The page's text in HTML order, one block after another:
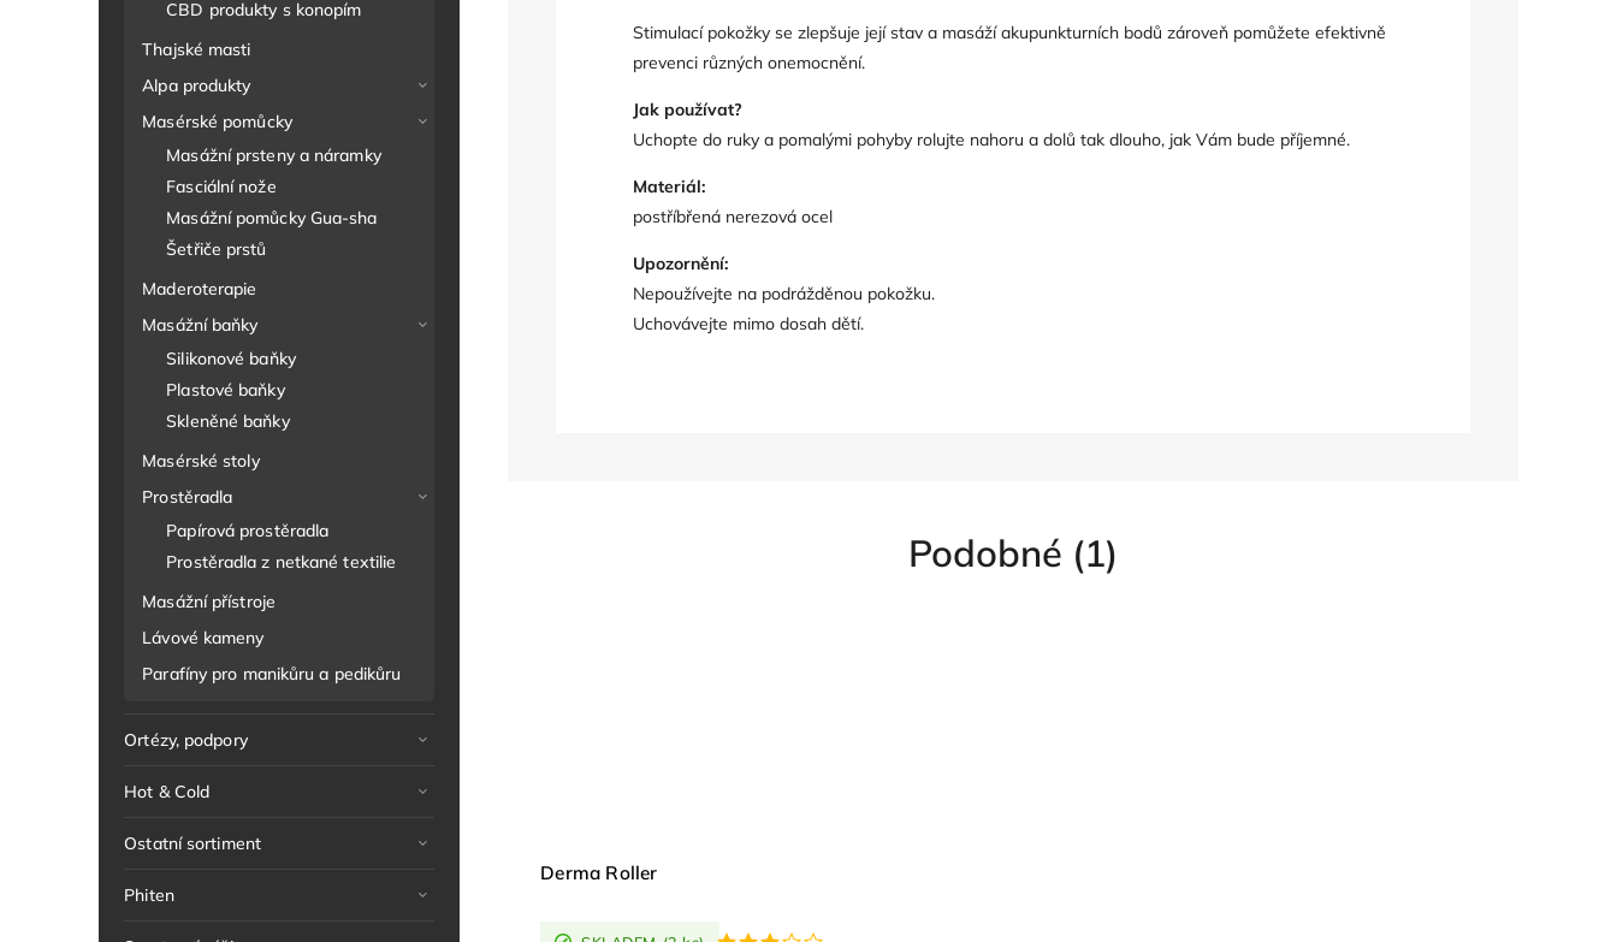
CBD produkty s konopím
Thajské masti
Alpa produkty
Masérské pomůcky
Masážní prsteny a náramky
Fasciální nože
Masážní pomůcky Gua-sha
Šetřiče prstů
Maderoterapie
Masážní baňky
Silikonové baňky
Plastové baňky
Skleněné baňky
Masérské stoly
Prostěradla
Papírová prostěradla
Prostěradla z netkané textilie
Masážní přístroje
Lávové kameny
Parafíny pro manikůru a pedikůru
Ortézy, podpory
Hot & Cold
Ostatní sortiment
Phiten
Stimulací pokožky se zlepšuje její stav a masáží akupunkturních bodů zároveň pomůžete efektivně
prevenci různých onemocnění.
Jak používat?
Uchopte do ruky a pomalými pohyby rolujte nahoru a dolů tak dlouho, jak Vám bude příjemné.
Materiál:
postříbřená nerezová ocel
Upozornění:
Nepoužívejte na podrážděnou pokožku.
Uchovávejte mimo dosah dětí.
Podobné (1)
Derma Roller